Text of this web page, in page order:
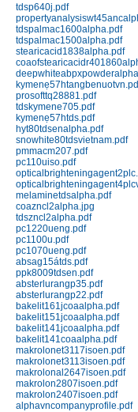
Nhựa Bakelit 141; 141J
151J black; 151J red
Chi tiết Mua hàng
Nhựa Phenolic 141 (Bakelit)
đứng
Chi tiết
Nhựa Phenolic 141J
phun
Chi tiết Mua hàng
tdsp640j.pdf
tdspalmac1600alpha.pdf
tdspalmac1500alpha.pdf
stearicacid1838alpha.pdf
prosofttq28881.pdf
tdskymene705.pdf
kymenẹ57htds.pdf
hyt80tdsenalpha.pdf
snowhite80tdsvietnam.pdf
pmmacm207.pdf
pc110uiso.pdf
melaminetdsalpha.pdf
coazncl2alpha.jpg
tdszncl2alpha.pdf
pc1220ueng.pdf
pc1100u.pdf
pc1070ueng.pdf
absag15átds.pdf
ppk8009tdsen.pdf
absterlurangp35.pdf
absterlurangp22.pdf
bakelit161jcoaalpha.pdf
bakelit151jcoaalpha.pdf
bakelit141jcoaalpha.pdf
bakelit141coaalpha.pdf
makrolonet3117isoen.pdf
makrolonet3113isoen.pdf
makrolonal2647isoen.pdf
makrolon2807isoen.pdf
makrolon2407isoen.pdf
alphavncompanyprofile.pdf